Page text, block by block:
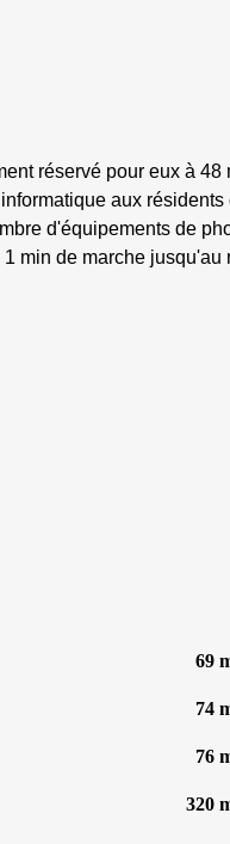
réservé pour eux à 48
aux résidents
d'équipements de
min de marche jusqu'au
69
74
76
320